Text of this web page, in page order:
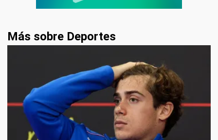
Más sobre Deportes